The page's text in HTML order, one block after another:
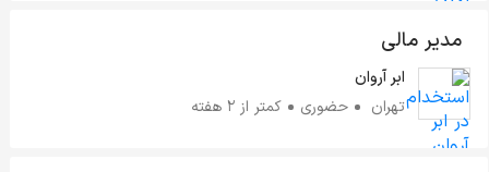
مدیر مالی
ابر آروان
تهران
حضوری کمتر از ۲ هفته